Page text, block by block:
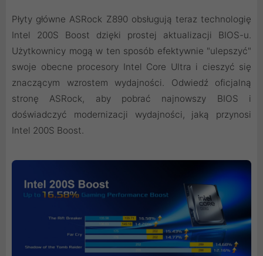
Płyty główne ASRock Z890 obsługują teraz technologię
Intel 200S Boost dzięki prostej aktualizacji BIOS-u.
Użytkownicy mogą w ten sposób efektywnie "ulepszyć"
swoje obecne procesory Intel Core Ultra i cieszyć się
znaczącym wzrostem wydajności. Odwiedź oficjalną
stronę ASRock, aby pobrać najnowszy BIOS i
doświadczyć modernizacji wydajności, jaką przynosi
Intel 200S Boost.